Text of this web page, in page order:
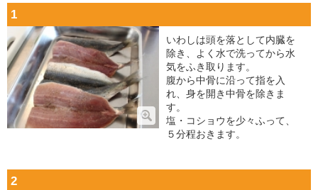
1
いわしは頭を落として内臓を
除き、よく水で洗ってから水
気をふき取ります。
腹から中骨に沿って指を入
れ、身を開き中骨を除きま
す。
塩・コショウを少々ふって、
５分程おきます。
2